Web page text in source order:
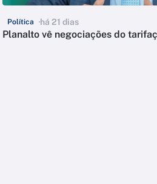
Política há 21 dias
Planalto vê negociações do